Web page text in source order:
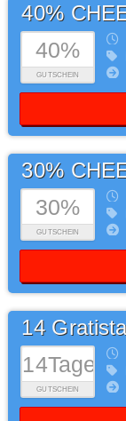
40%
GUTSCHEIN
40%
30%
GUTSCHEIN
30%
14Tage
GUTSCHEIN
14